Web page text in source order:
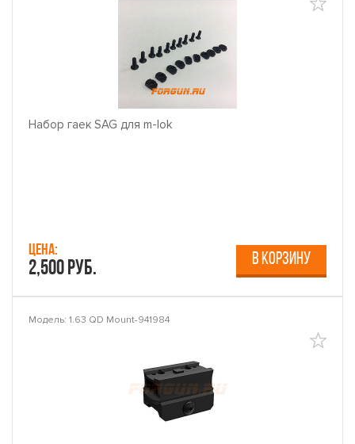
Набор гаек SAG для m-lok
Цена:
2,500 руб. В КОРЗИНУ
Модель: 1.63 QD Mount-941984